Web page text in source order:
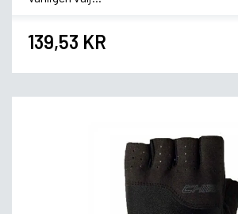
139,53 KR